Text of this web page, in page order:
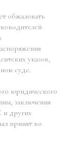
обжаловать
указов,
суде.
юридического
заключения
и других
принят во